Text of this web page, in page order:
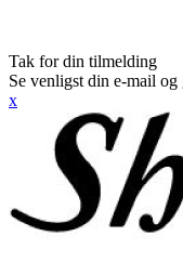
Tak for din tilmelding
Se venligst din e-mail
x